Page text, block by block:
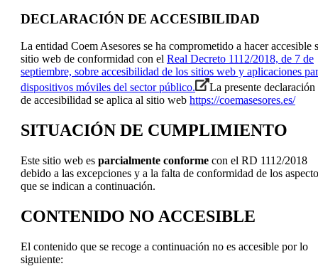
DECLARACIÓN DE ACCESIBILIDAD
La entidad Coem Asesores se ha comprometido a hacer accesible
sitio web de conformidad con el Real Decreto 1112/2018, de 7 de
septiembre, sobre accesibilidad de los sitios web y aplicaciones
dispositivos móviles del sector público.
La presente declaración
de accesibilidad se aplica al sitio web https://coemasesores.es/
SITUACIÓN DE CUMPLIMIENTO
Este sitio web es parcialmente conforme con el RD 1112/2018
debido a las excepciones y a la falta de conformidad de los
que se indican a continuación.
CONTENIDO NO ACCESIBLE
El contenido que se recoge a continuación no es accesible por lo
siguiente: